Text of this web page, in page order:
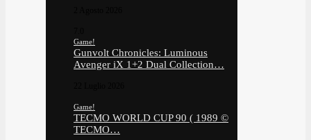
Game!
Gunvolt Chronicles: Luminous
Avenger iX 1+2 Dual Collection…
Game!
TECMO WORLD CUP 90 ( 1989 ©
TECMO…